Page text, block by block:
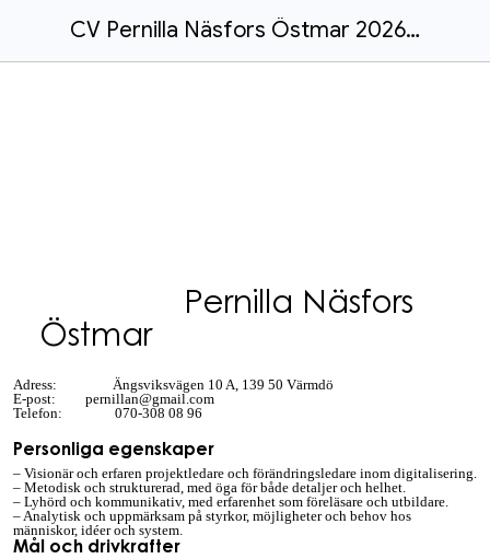
CV Pernilla Näsfors Östmar 2026-04 - svenska
Pernilla Näsfors
Östmar
Adress: Ängsviksvägen 10 A, 139 50 Värmdö
E-post: pernillan@gmail.com
Telefon: 070-308 08 96
Personliga egenskaper
– Visionär och erfaren projektledare och förändringsledare inom digitalisering.
– Metodisk och strukturerad, med öga för både detaljer och helhet.
– Lyhörd och kommunikativ, med erfarenhet som föreläsare och utbildare.
– Analytisk och uppmärksam på styrkor, möjligheter och behov hos
människor, idéer och system.
Mål och drivkrafter